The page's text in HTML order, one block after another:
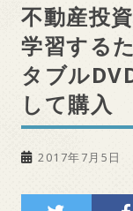
不動産投
学習する
タブル
して購入
2017年7月5日